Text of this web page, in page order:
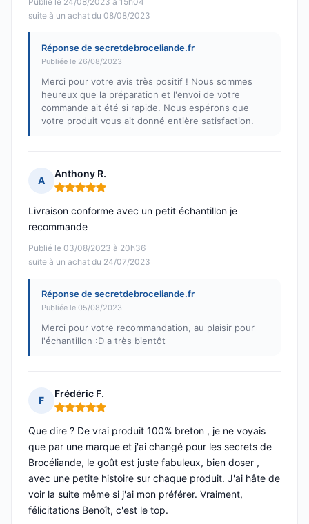
suite à un achat du 08/08/2023
Réponse de secretdebroceliande.fr
Publiée le 26/08/2023
Merci pour votre avis très positif ! Nous sommes
heureux que la préparation et l'envoi de votre
commande ait été si rapide. Nous espérons que
votre produit vous ait donné entière satisfaction.
A
Anthony R.
Note : 5 sur 5
Publié le 03/08/2023 à 20h36
suite à un achat du 24/07/2023
Livraison conforme avec un petit échantillon je
recommande
Réponse de secretdebroceliande.fr
Publiée le 05/08/2023
Merci pour votre recommandation, au plaisir pour
l'échantillon :D a très bientôt
F
Frédéric F.
Note : 5 sur 5
Que dire ? De vrai produit 100% breton , je ne voyais
que par une marque et j'ai changé pour les secrets de
Brocéliande, le goût est juste fabuleux, bien doser ,
avec une petite histoire sur chaque produit. J'ai hâte de
voir la suite même si j'ai mon préférer. Vraiment,
félicitations Benoît, c'est le top.